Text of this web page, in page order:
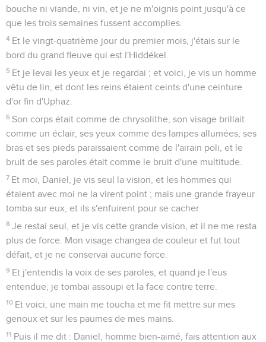
bouche ni viande, ni vin, et je ne m'oignis point jusqu'à ce
que les trois semaines fussent accomplies.
4 Et le vingt-quatrième jour du premier mois, j'étais sur le
bord du grand fleuve qui est l'Hiddékel.
5 Et je levai les yeux et je regardai ; et voici, je vis un homme
vêtu de lin, et dont les reins étaient ceints d'une ceinture
d'or fin d'Uphaz.
6 Son corps était comme de chrysolithe, son visage brillait
comme un éclair, ses yeux comme des lampes allumées, ses
bras et ses pieds paraissaient comme de l'airain poli, et le
bruit de ses paroles était comme le bruit d'une multitude.
7 Et moi, Daniel, je vis seul la vision, et les hommes qui
étaient avec moi ne la virent point ; mais une grande frayeur
tomba sur eux, et ils s'enfuirent pour se cacher.
8 Je restai seul, et je vis cette grande vision, et il ne me resta
plus de force. Mon visage changea de couleur et fut tout
défait, et je ne conservai aucune force.
9 Et j'entendis la voix de ses paroles, et quand je l'eus
entendue, je tombai assoupi et la face contre terre.
10 Et voici, une main me toucha et me fit mettre sur mes
genoux et sur les paumes de mes mains.
11 Puis il me dit : Daniel, homme bien-aimé, fais attention aux